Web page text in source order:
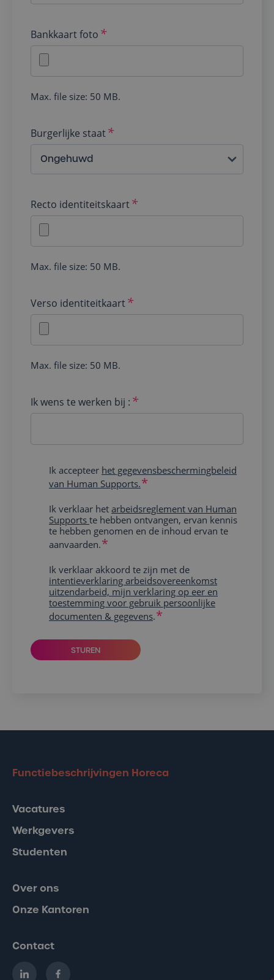
Bankkaart foto
Max. file size: 50 MB.
Burgerlijke staat
Recto identiteitskaart
Max. file size: 50 MB.
Verso identiteitkaart
Max. file size: 50 MB.
Ik wens te werken bij :
RGPDIk accepteer het gegevensbeschermingbeleid
van Human Supports.
Arbeidsreglement
Ik verklaar het arbeidsreglement van Human
Supports te hebben ontvangen, ervan kennis
te hebben genomen en de inhoud ervan te
aanvaarden.
Intentieverklaring
arbeidsovereenkomst
uitzendarbeid
Ik verklaar akkoord te zijn met de
intentieverklaring arbeidsovereenkomst
uitzendarbeid, mijn verklaring op eer en
toestemming voor gebruik persoonlijke
documenten & gegevens.
STUREN
Functiebeschrijvingen Horeca
Vacatures
Werkgevers
Studenten
Over ons
Onze Kantoren
Contact